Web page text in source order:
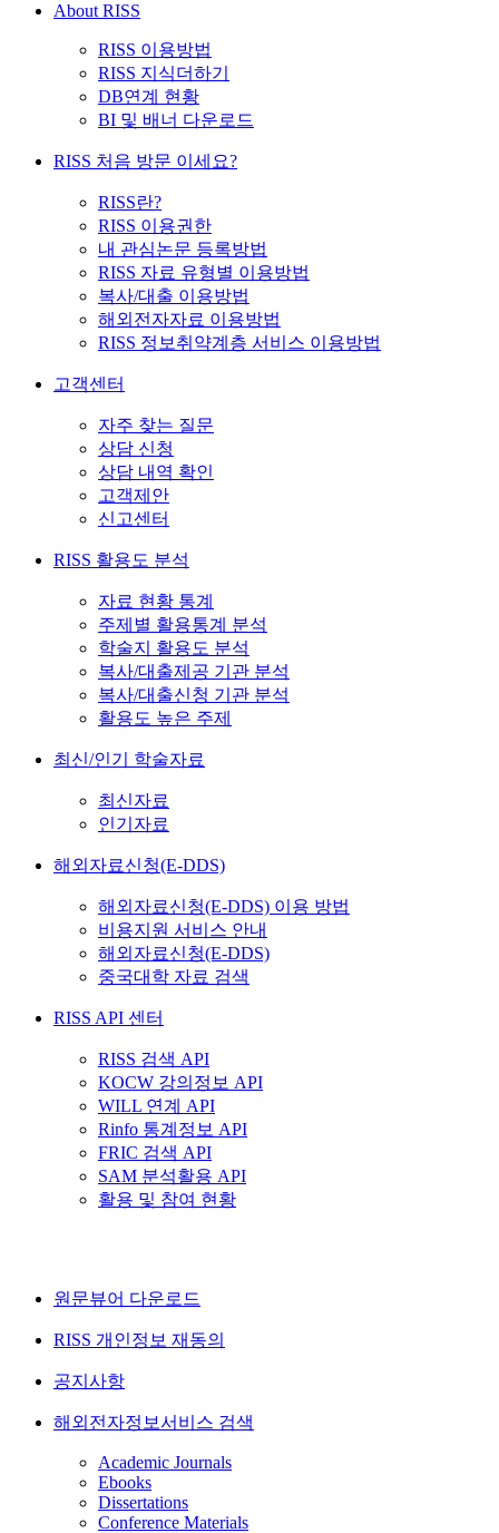
About RISS
RISS 이용방법
RISS 지식더하기
DB연계 현황
BI 및 배너 다운로드
RISS 처음 방문 이세요?
RISS란?
RISS 이용권한
내 관심논문 등록방법
RISS 자료 유형별 이용방법
복사/대출 이용방법
해외전자자료 이용방법
RISS 정보취약계층 서비스 이용방법
고객센터
자주 찾는 질문
상담 신청
상담 내역 확인
고객제안
신고센터
RISS 활용도 분석
자료 현황 통계
주제별 활용통계 분석
학술지 활용도 분석
복사/대출제공 기관 분석
복사/대출신청 기관 분석
활용도 높은 주제
최신/인기 학술자료
최신자료
인기자료
해외자료신청(E-DDS)
해외자료신청(E-DDS) 이용 방법
비용지원 서비스 안내
해외자료신청(E-DDS)
중국대학 자료 검색
RISS API 센터
RISS 검색 API
KOCW 강의정보 API
WILL 연계 API
Rinfo 통계정보 API
FRIC 검색 API
SAM 분석활용 API
활용 및 참여 현황
원문뷰어 다운로드
RISS 개인정보 재동의
공지사항
해외전자정보서비스 검색
Academic Journals
Ebooks
Dissertations
Conference Materials